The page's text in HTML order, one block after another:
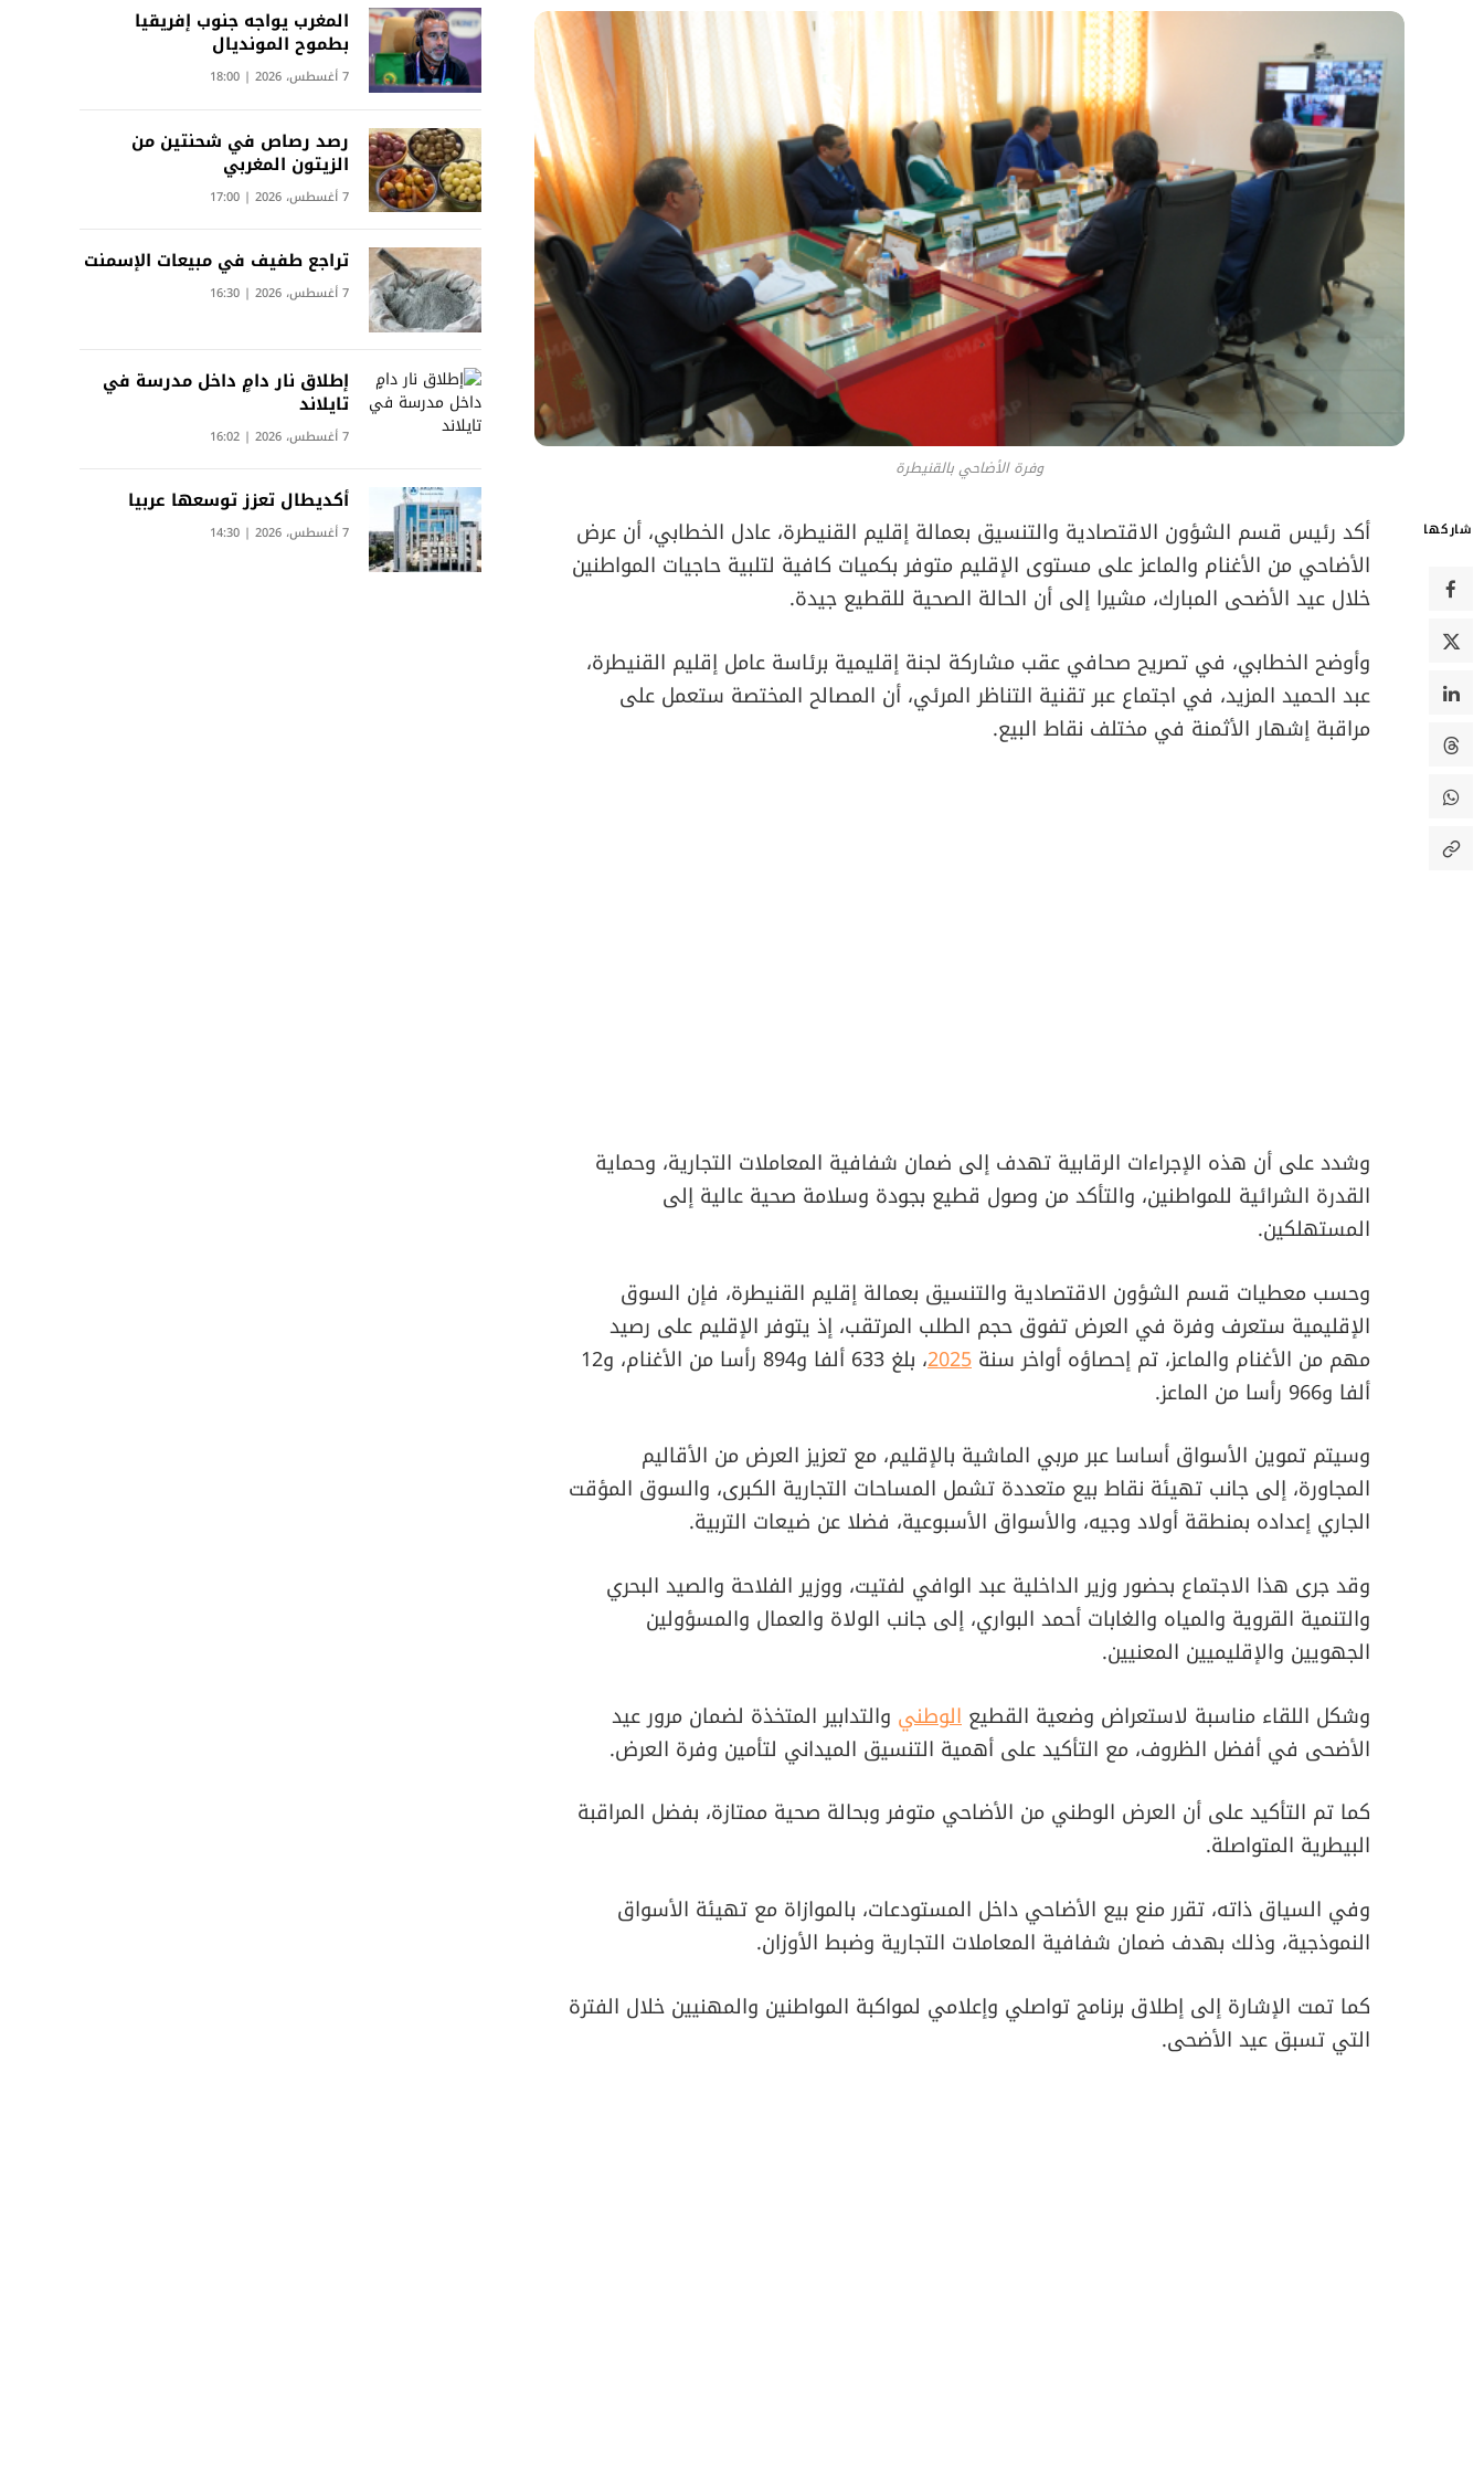
وفرة الأضاحي بالقنيطرة
شاركها
أكد رئيس قسم الشؤون الاقتصادية والتنسيق بعمالة إقليم القنيطرة، عادل الخطابي، أن عرض
الأضاحي من الأغنام والماعز على مستوى الإقليم متوفر بكميات كافية لتلبية حاجيات المواطنين
خلال عيد الأضحى المبارك، مشيرا إلى أن الحالة الصحية للقطيع جيدة.
وأوضح الخطابي، في تصريح صحافي عقب مشاركة لجنة إقليمية برئاسة عامل إقليم القنيطرة،
عبد الحميد المزيد، في اجتماع عبر تقنية التناظر المرئي، أن المصالح المختصة ستعمل على
مراقبة إشهار الأثمنة في مختلف نقاط البيع.
وشدد على أن هذه الإجراءات الرقابية تهدف إلى ضمان شفافية المعاملات التجارية، وحماية
القدرة الشرائية للمواطنين، والتأكد من وصول قطيع بجودة وسلامة صحية عالية إلى
المستهلكين.
وحسب معطيات قسم الشؤون الاقتصادية والتنسيق بعمالة إقليم القنيطرة، فإن السوق
الإقليمية ستعرف وفرة في العرض تفوق حجم الطلب المرتقب، إذ يتوفر الإقليم على رصيد
مهم من الأغنام والماعز، تم إحصاؤه أواخر سنة 2025
، بلغ 633 ألفا و894 رأسا من الأغنام، و12
ألفا و966 رأسا من الماعز.
وسيتم تموين الأسواق أساسا عبر مربي الماشية بالإقليم، مع تعزيز العرض من الأقاليم
المجاورة، إلى جانب تهيئة نقاط بيع متعددة تشمل المساحات التجارية الكبرى، والسوق المؤقت
الجاري إعداده بمنطقة أولاد وجيه، والأسواق الأسبوعية، فضلا عن ضيعات التربية.
وقد جرى هذا الاجتماع بحضور وزير الداخلية عبد الوافي لفتيت، ووزير الفلاحة والصيد البحري
والتنمية القروية والمياه والغابات أحمد البواري، إلى جانب الولاة والعمال والمسؤولين
الجهويين والإقليميين المعنيين.
وشكل اللقاء مناسبة لاستعراض وضعية القطيع الوطني والتدابير المتخذة لضمان مرور عيد
الأضحى في أفضل الظروف، مع التأكيد على أهمية التنسيق الميداني لتأمين وفرة العرض.
كما تم التأكيد على أن العرض الوطني من الأضاحي متوفر وبحالة صحية ممتازة، بفضل المراقبة
البيطرية المتواصلة.
وفي السياق ذاته، تقرر منع بيع الأضاحي داخل المستودعات، بالموازاة مع تهيئة الأسواق
النموذجية، وذلك بهدف ضمان شفافية المعاملات التجارية وضبط الأوزان.
كما تمت الإشارة إلى إطلاق برنامج تواصلي وإعلامي لمواكبة المواطنين والمهنيين خلال الفترة
التي تسبق عيد الأضحى.
المغرب يواجه جنوب إفريقيا
بطموح المونديال
7 أغسطس، 2026 | 18:00
رصد رصاص في شحنتين من
الزيتون المغربي
7 أغسطس، 2026 | 17:00
تراجع طفيف في مبيعات الإسمنت
7 أغسطس، 2026 | 16:30
إطلاق نار دامٍ داخل مدرسة في
تايلاند
7 أغسطس، 2026 | 16:02
أكديطال تعزز توسعها عربيا
7 أغسطس، 2026 | 14:30